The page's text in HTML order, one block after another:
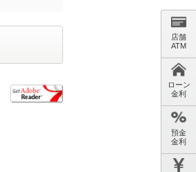
店舗
ATM
ローン
金利
預金
金利